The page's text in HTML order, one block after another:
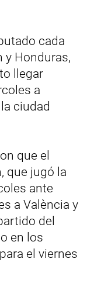
cada
y Honduras,
llegar
a
ciudad
que el
que jugó la
ante
a València y
del
en los
el viernes